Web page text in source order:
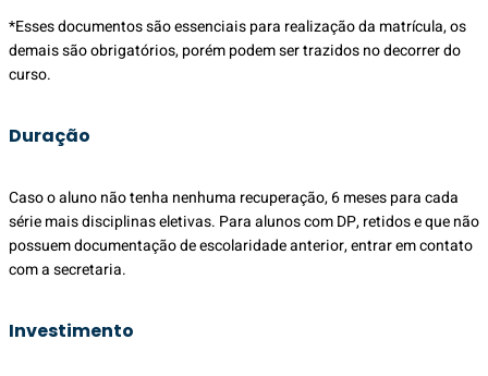
*Esses documentos são essenciais para realização da matrícula, os
demais são obrigatórios, porém podem ser trazidos no decorrer do
curso.
Duração
Caso o aluno não tenha nenhuma recuperação, 6 meses para cada
série mais disciplinas eletivas. Para alunos com DP, retidos e que não
possuem documentação de escolaridade anterior, entrar em contato
com a secretaria.
Investimento